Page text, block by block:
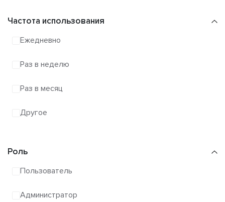
Частота использования
Ежедневно
Раз в неделю
Раз в месяц
Другое
Роль
Пользователь
Администратор